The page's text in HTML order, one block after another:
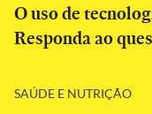
O uso de
Responda ao
SAÚDE E NUTRIÇÃO